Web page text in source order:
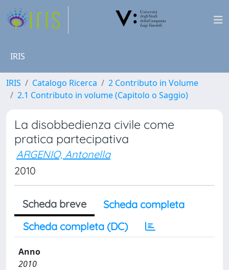
IRIS
IRIS Catalogo Ricerca
2 Contributo in Volume
2.1 Contributo in volume (Capitolo o Saggio)
La disobbedienza civile come
pratica partecipativa
ARGENIO, Antonella
2010
Scheda breve
Scheda completa
Scheda completa (DC)
Anno
2010